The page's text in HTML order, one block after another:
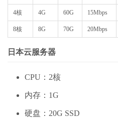
4核 4G 60G 15Mbps
8核 8G 70G 20Mbps
日本云服务器
CPU：2核
内存：1G
硬盘：20G SSD